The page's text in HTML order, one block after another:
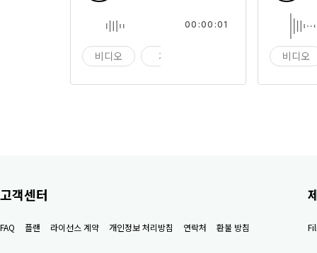
비디오 게임
00:00:01
비디오
고객센터
FAQ 플랜 라이선스 계약 개인정보 처리방침 연락처 환불 방침